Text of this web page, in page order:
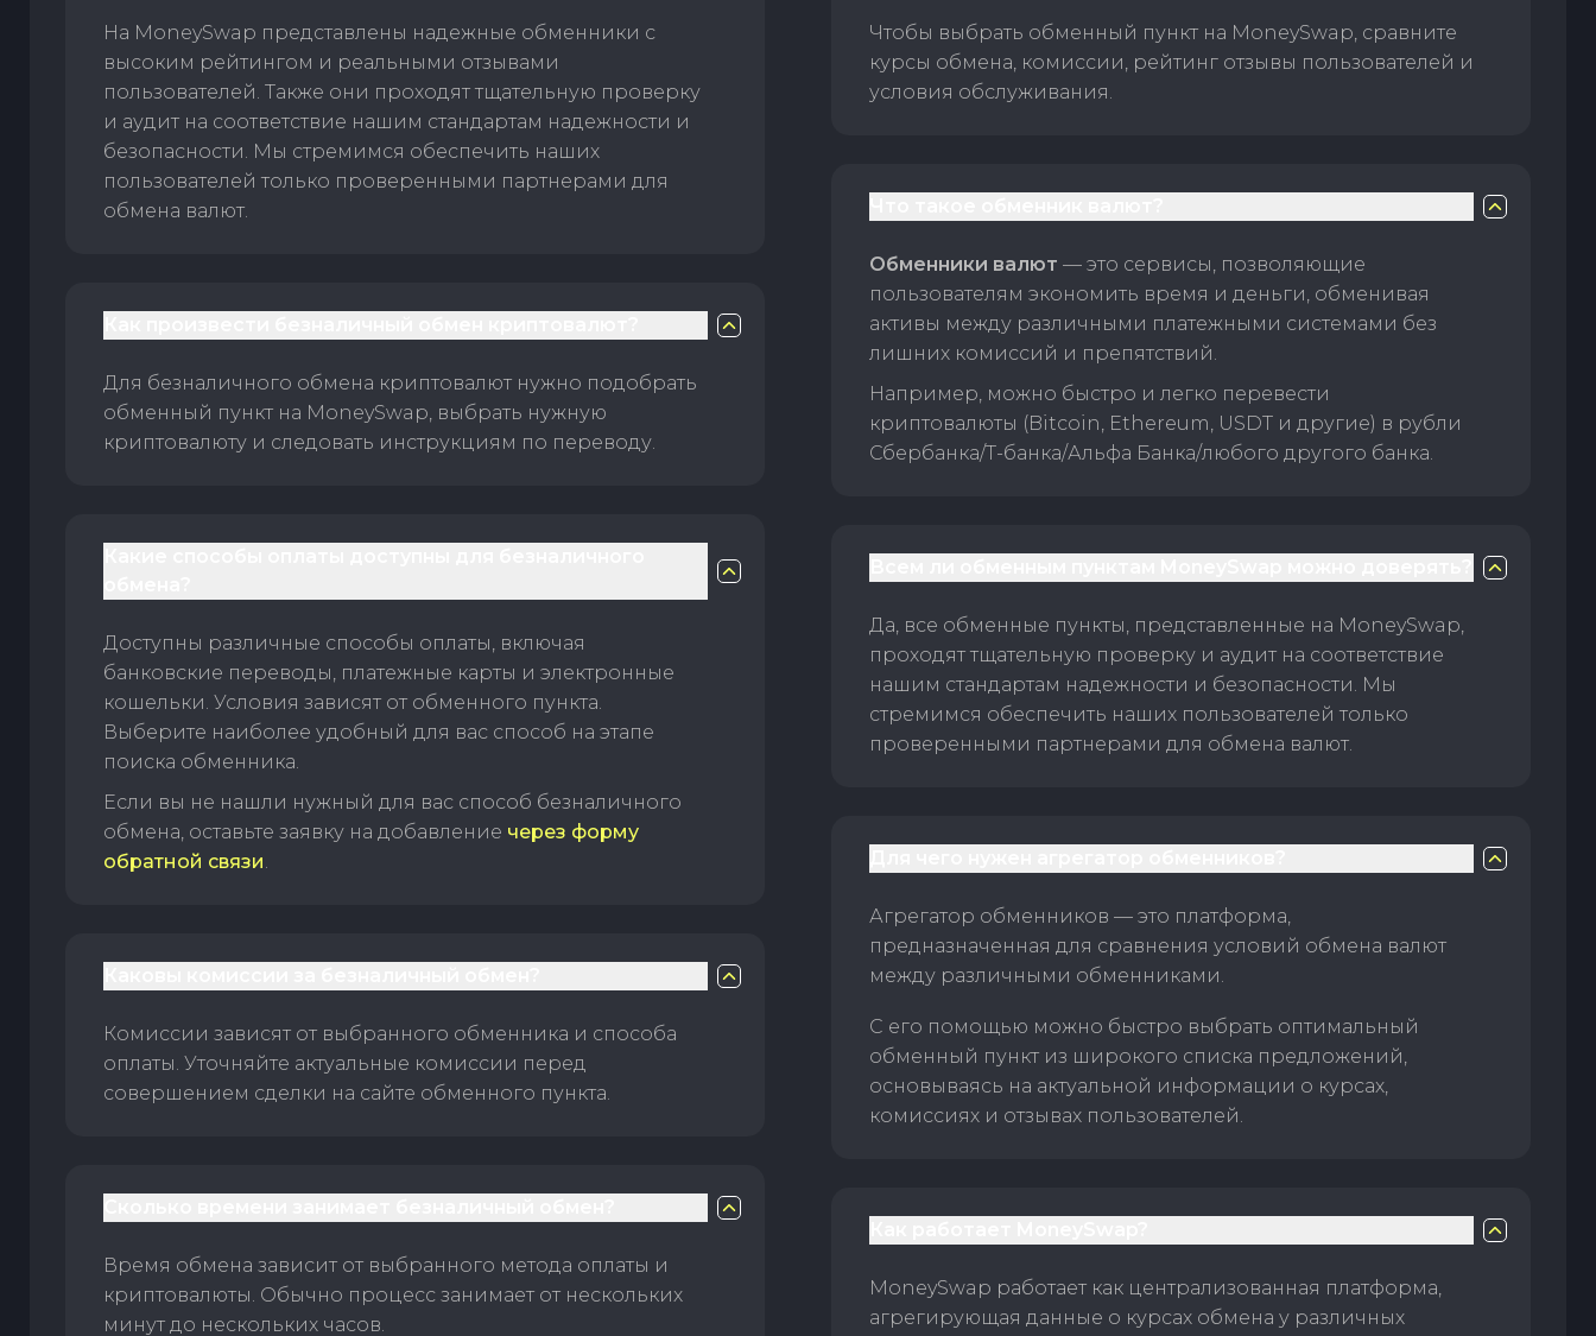
На MoneySwap представлены надежные обменники с
высоким рейтингом и реальными отзывами
пользователей. Также они проходят тщательную проверку
и аудит на соответствие нашим стандартам надежности и
безопасности. Мы стремимся обеспечить наших
пользователей только проверенными партнерами для
обмена валют.
Для безналичного обмена криптовалют нужно подобрать
обменный пункт на MoneySwap, выбрать нужную
криптовалюту и следовать инструкциям по переводу.
Доступны различные способы оплаты, включая
банковские переводы, платежные карты и электронные
кошельки. Условия зависят от обменного пункта.
Выберите наиболее удобный для вас способ на этапе
поиска обменника.
Если вы не нашли нужный для вас способ безналичного
обмена, оставьте заявку на добавление через форму
обратной связи.
Комиссии зависят от выбранного обменника и способа
оплаты. Уточняйте актуальные комиссии перед
совершением сделки на сайте обменного пункта.
Время обмена зависит от выбранного метода оплаты и
криптовалюты. Обычно процесс занимает от нескольких
минут до нескольких часов.
Чтобы выбрать обменный пункт на MoneySwap, сравните
курсы обмена, комиссии, рейтинг отзывы пользователей и
условия обслуживания.
Обменники валют — это сервисы, позволяющие
пользователям экономить время и деньги, обменивая
активы между различными платежными системами без
лишних комиссий и препятствий.
Например, можно быстро и легко перевести
криптовалюты (Bitcoin, Ethereum, USDT и другие) в рубли
Сбербанка/Т-банка/Альфа Банка/любого другого банка.
Да, все обменные пункты, представленные на MoneySwap,
проходят тщательную проверку и аудит на соответствие
нашим стандартам надежности и безопасности. Мы
стремимся обеспечить наших пользователей только
проверенными партнерами для обмена валют.
Агрегатор обменников — это платформа,
предназначенная для сравнения условий обмена валют
между различными обменниками.
С его помощью можно быстро выбрать оптимальный
обменный пункт из широкого списка предложений,
основываясь на актуальной информации о курсах,
комиссиях и отзывах пользователей.
MoneySwap работает как централизованная платформа,
агрегирующая данные о курсах обмена у различных